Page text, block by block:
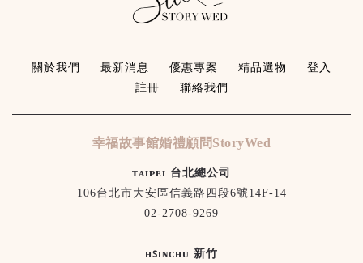
關於我們 最新消息 優惠專案 精品選物
登入
註冊
聯絡我們
幸福故事館婚禮顧問StoryWed
ᴛᴀɪᴘᴇɪ 台北總公司
106台北市大安區信義路四段6號14F-14
02-2708-9269
ʜꜱɪɴᴄʜᴜ 新竹